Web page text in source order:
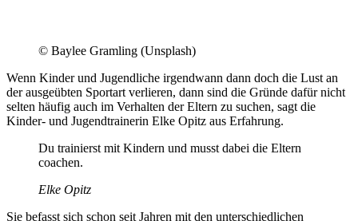
© Baylee Gramling (Unsplash)
Wenn Kinder und Jugendliche irgendwann dann doch die Lust an
der ausgeübten Sportart verlieren, dann sind die Gründe dafür nicht
selten häufig auch im Verhalten der Eltern zu suchen, sagt die
Kinder- und Jugendtrainerin Elke Opitz aus Erfahrung.
Du trainierst mit Kindern und musst dabei die Eltern
coachen.
Elke Opitz
Sie befasst sich schon seit Jahren mit den unterschiedlichen